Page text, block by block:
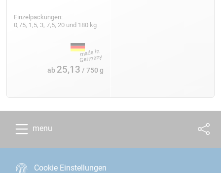
Einzelpackungen:
0,75, 1,5, 3, 7,5, 20 und 180 kg
ab 25,13 / 750 g
menu
Cookie Einstellungen